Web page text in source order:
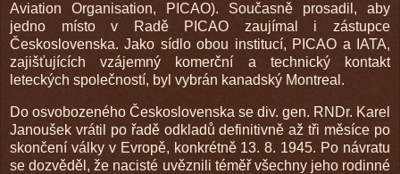
Aviation Organisation, PICAO). Současně prosadil, aby
jedno místo v Radě PICAO zaujímal i zástupce
Československa. Jako sídlo obou institucí, PICAO a IATA,
zajišťujících vzájemný komerční a technický kontakt
leteckých společností, byl vybrán kanadský Montreal.
Do osvobozeného Československa se div. gen. RNDr. Karel
Janoušek vrátil po řadě odkladů definitivně až tři měsíce po
skončení války v Evropě, konkrétně 13. 8. 1945. Po návratu
se dozvěděl, že nacisté uvěznili téměř všechny jeho rodinné